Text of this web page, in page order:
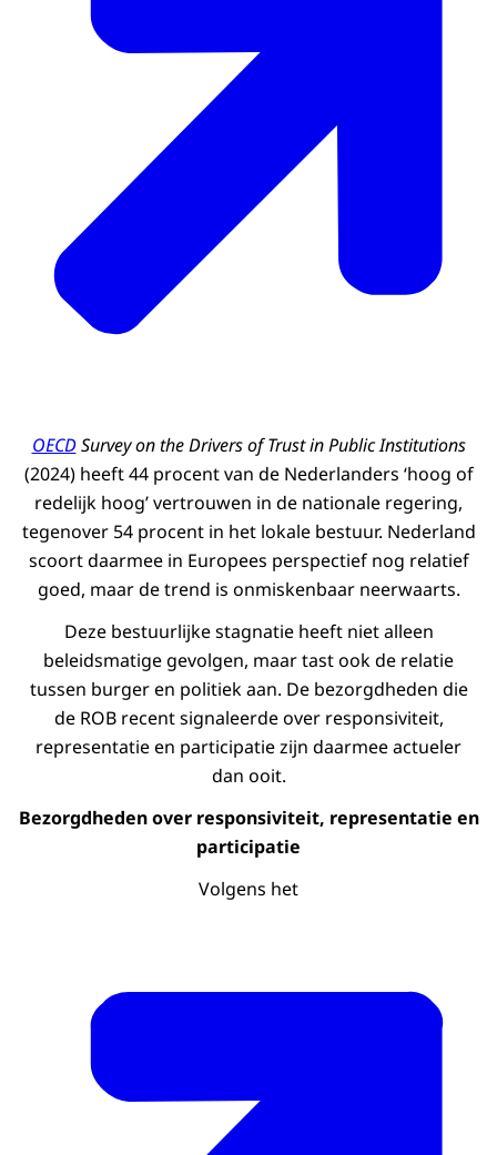
OECDSurvey on the Drivers of Trust in Public Institutions
(2024) heeft 44 procent van de Nederlanders ‘hoog of
redelijk hoog’ vertrouwen in de nationale regering,
tegenover 54 procent in het lokale bestuur. Nederland
scoort daarmee in Europees perspectief nog relatief
goed, maar de trend is onmiskenbaar neerwaarts.
Deze bestuurlijke stagnatie heeft niet alleen
beleidsmatige gevolgen, maar tast ook de relatie
tussen burger en politiek aan. De bezorgdheden die
de ROB recent signaleerde over responsiviteit,
representatie en participatie zijn daarmee actueler
dan ooit.
Bezorgdheden over responsiviteit, representatie en
participatie
Volgens het